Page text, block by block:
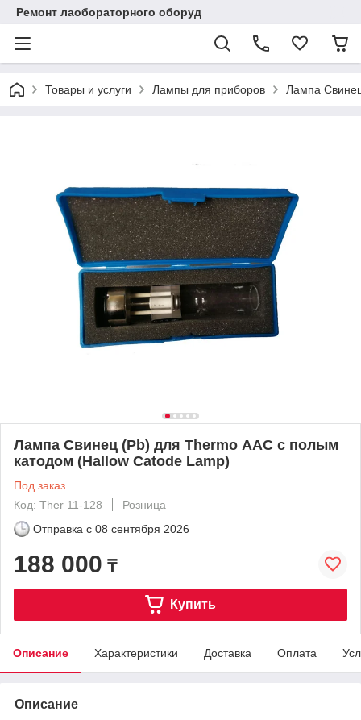
Ремонт лаобораторного оборуд
Товары и услуги Лампы для приборов Лампа
Лампа Свинец (Pb) для Thermo ААС с полым
катодом (Hallow Catode Lamp)
Под заказ
Код: Ther 11-128
Розница
Отправка с 08 сентября 2026
188 000 ₸
Купить
Описание Характеристики Доставка Оплата
Описание